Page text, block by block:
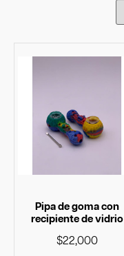
Pipa de goma con
recipiente de vidrio
$22,000